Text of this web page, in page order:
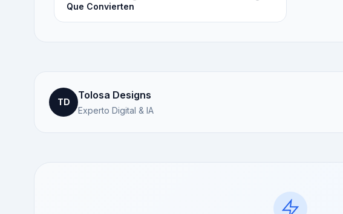
Que Convierten
TD
Tolosa Designs
Experto Digital & IA